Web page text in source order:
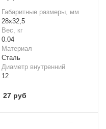
Габаритные размеры, мм
28х32,5
Вес, кг
0.04
Материал
Cталь
Диаметр внутренний
12
27 руб